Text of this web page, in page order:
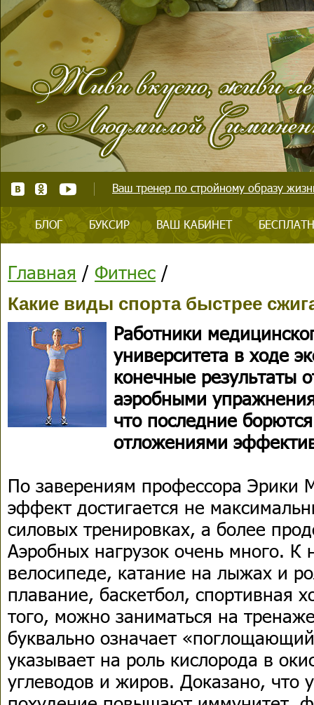
Ваш тренер по стройному образу
БЛОГ БУКСИР ВАШ КАБИНЕТ
Главная / Фитнес /
Какие виды спорта быстрее
Работники
университета в ходе
конечные результаты
аэробными
что последние
отложениями
По заверениям профессора Эрики
эффект достигается не
силовых тренировках, а более
Аэробных нагрузок очень много. К
велосипеде, катание на лыжах и
плавание, баскетбол, спортивная
того, можно заниматься на
буквально означает
указывает на роль кислорода в
углеводов и жиров. Доказано, что